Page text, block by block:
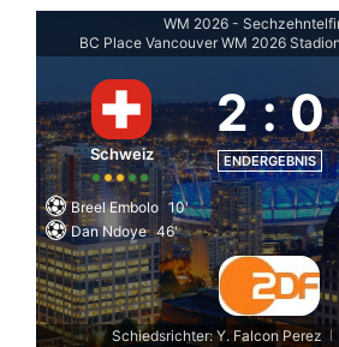
WM 2026 -
BC Place Vancouver WM 2026 Stadion
Schweiz
2 :0
ENDERGEBNIS
Breel Embolo 10'
Dan Ndoye 46'
Schiedsrichter: Y. Falcon Perez